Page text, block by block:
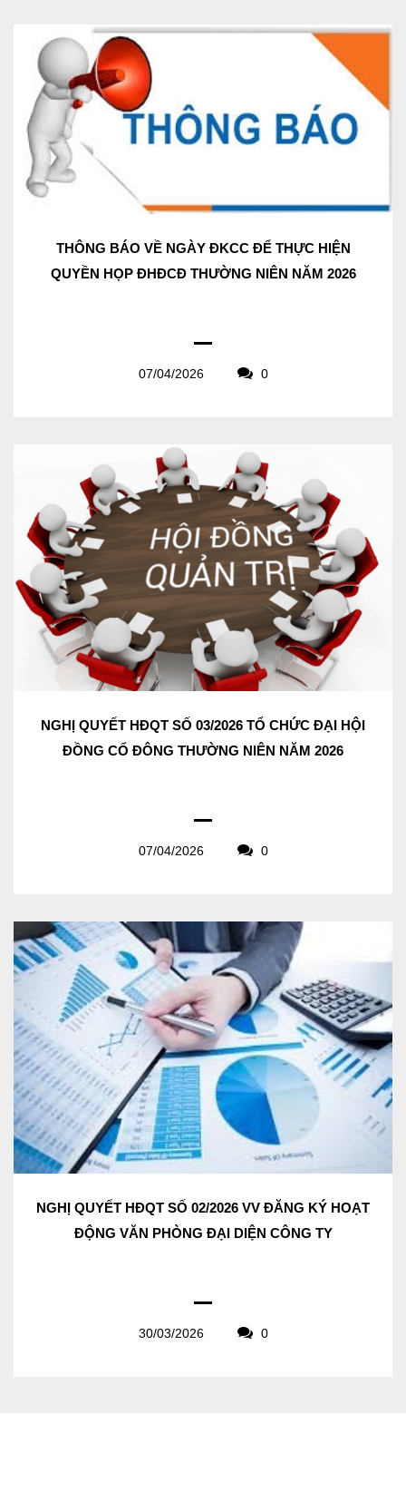
THÔNG BÁO VỀ NGÀY ĐKCC ĐỂ THỰC HIỆN
QUYỀN HỌP ĐHĐCĐ THƯỜNG NIÊN NĂM 2026
07/04/2026 0
NGHỊ QUYẾT HĐQT SỐ 03/2026 TỔ CHỨC ĐẠI HỘI
ĐỒNG CỔ ĐÔNG THƯỜNG NIÊN NĂM 2026
07/04/2026 0
NGHỊ QUYẾT HĐQT SỐ 02/2026 VV ĐĂNG KÝ HOẠT
ĐỘNG VĂN PHÒNG ĐẠI DIỆN CÔNG TY
30/03/2026 0